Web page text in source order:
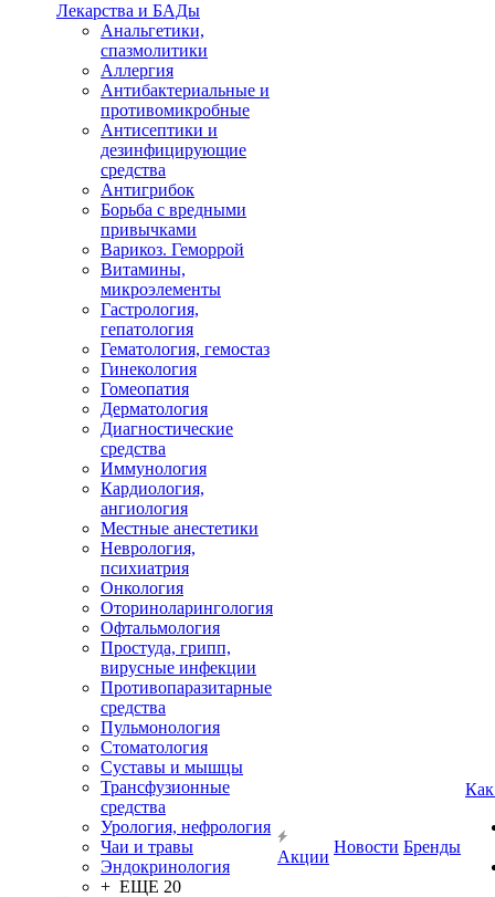
Лекарства и БАДы
Анальгетики,
спазмолитики
Аллергия
Антибактериальные и
противомикробные
Антисептики и
дезинфицирующие
средства
Антигрибок
Борьба с вредными
привычками
Варикоз. Геморрой
Витамины,
микроэлементы
Гастрология,
гепатология
Гематология, гемостаз
Гинекология
Гомеопатия
Дерматология
Диагностические
средства
Иммунология
Кардиология,
ангиология
Местные анестетики
Неврология,
психиатрия
Онкология
Оториноларингология
Офтальмология
Простуда, грипп,
вирусные инфекции
Противопаразитарные
средства
Пульмонология
Стоматология
Суставы и мышцы
Трансфузионные
средства
Урология, нефрология
Чаи и травы
Эндокринология
+ ЕЩЕ 20
Акции
Новости Бренды